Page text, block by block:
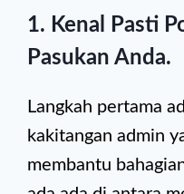
1. Kenal Pasti
Pasukan Anda.
Langkah pertama
kakitangan admin
membantu